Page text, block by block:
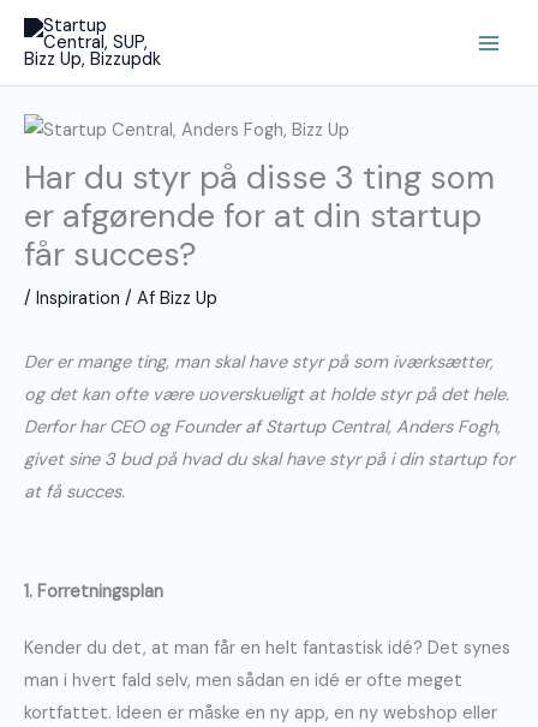
indholdet
Har du styr på disse 3 ting som
er afgørende for at din startup
får succes?
/ Inspiration / Af Bizz Up
Der er mange ting, man skal have styr på som iværksætter,
og det kan ofte være uoverskueligt at holde styr på det hele.
Derfor har CEO og Founder af Startup Central, Anders Fogh,
givet sine 3 bud på hvad du skal have styr på i din startup for
at få succes.
1. Forretningsplan
Kender du det, at man får en helt fantastisk idé? Det synes
man i hvert fald selv, men sådan en idé er ofte meget
kortfattet. Ideen er måske en ny app, en ny webshop eller